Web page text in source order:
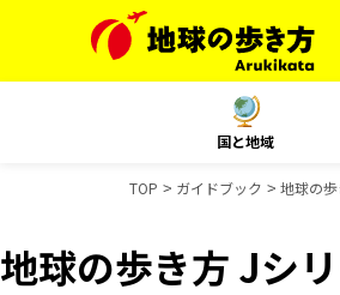
国と地域
TOP ガイドブック 地球の
地球の歩き方 Jシ